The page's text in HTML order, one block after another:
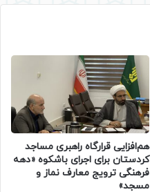
هم‌افزایی قرارگاه راهبری مساجد
کردستان برای اجرای باشکوه «دهه
فرهنگی ترویج معارف نماز و
مسجد»